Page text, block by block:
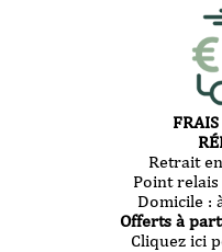
Retrait
Point relais
Domicile :
Offerts à
Cliquez ici